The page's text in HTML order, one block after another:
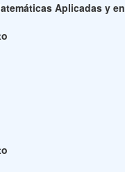
Aplicadas y en